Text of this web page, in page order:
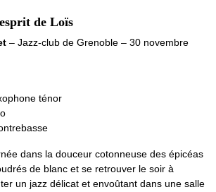
de Loïs
– Jazz-club de Grenoble – 30 novembre
ténor
dans la douceur cotonneuse des épicéas
de blanc et se retrouver le soir à
un jazz délicat et envoûtant dans une salle